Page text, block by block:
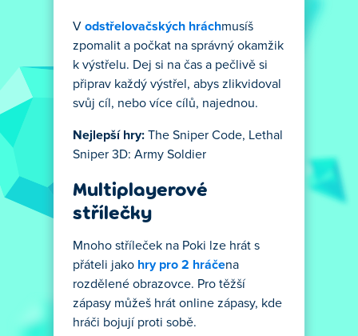
V odstřelovačských hráchmusíš
zpomalit a počkat na správný okamžik
k výstřelu. Dej si na čas a pečlivě si
připrav každý výstřel, abys zlikvidoval
svůj cíl, nebo více cílů, najednou.
Nejlepší hry: The Sniper Code, Lethal
Sniper 3D: Army Soldier
Multiplayerové
střílečky
Mnoho stříleček na Poki lze hrát s
přáteli jako hry pro 2 hráčena
rozdělené obrazovce. Pro těžší
zápasy můžeš hrát online zápasy, kde
hráči bojují proti sobě.